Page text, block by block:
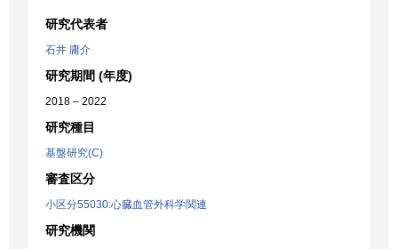
研究代表者
石井 庸介
研究期間 (年度)
2018 – 2022
研究種目
基盤研究(C)
審査区分
小区分55030:心臓血管外科学関連
研究機関